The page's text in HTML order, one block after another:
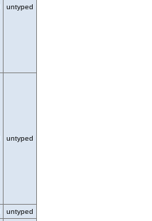
untyped
untyped
untyped